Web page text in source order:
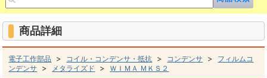
商品詳細
電子工作部品 > コイル・コンデンサ・抵抗 > コンデンサ > フィルムコ
ンデンサ > メタライズド > ＷＩＭＡ ＭＫＳ２